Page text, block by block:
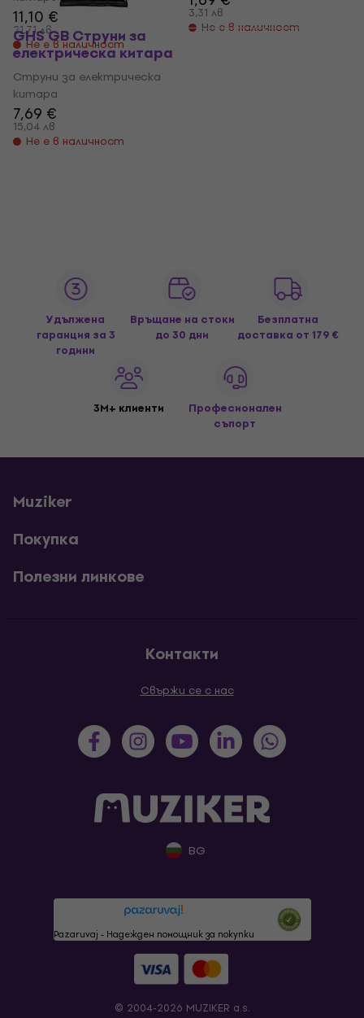
11,10 €
21,71 лв
Не е в наличност
3,31 лв
Не е в наличност
GHS GB Струни за
електрическа китара
Струни за електрическа
китара
7,69 €
15,04 лв
Не е в наличност
Удължена
гаранция за 3
години
Връщане на стоки
до 30 дни
Безплатна
доставка от 179 €
3M+ клиенти
Професионален
съпорт
Muziker
Покупка
Полезни линкове
Контакти
Свържи се с нас
BG
Pazaruvaj - Надежден помощник за покупки
© 2004-2026 MUZIKER a.s.